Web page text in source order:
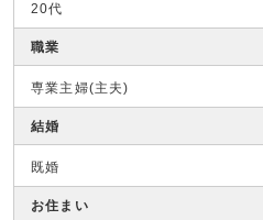
20代
職業
専業主婦(主夫)
結婚
既婚
お住まい